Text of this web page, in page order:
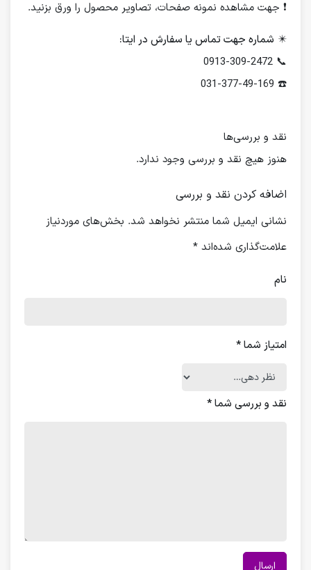
❗️ جهت مشاهده نمونه صفحات، تصاویر محصول را ورق بزنید.
✴️ شماره جهت تماس یا سفارش در ایتا:
📞 0913-309-2472
☎️ 031-377-49-169
نقد و بررسی‌ها
هنوز هیچ نقد و بررسی وجود ندارد.
اضافه کردن نقد و بررسی
نشانی ایمیل شما منتشر نخواهد شد. بخش‌های موردنیاز
علامت‌گذاری شده‌اند *
نام
امتیاز شما*
نقد و بررسی شما*